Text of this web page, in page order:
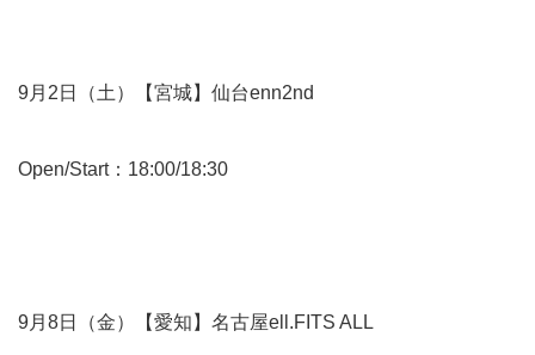
9月2日（土）【宮城】仙台enn2nd
Open/Start：18:00/18:30
9月8日（金）【愛知】名古屋ell.FITS ALL